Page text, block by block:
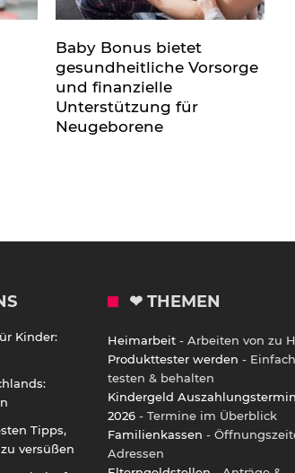
Baby Bonus bietet
gesundheitliche Vorsorge
und finanzielle
Unterstützung für
Neugeborene
Kinder:
Tipps,
versüßen
❤ THEMEN
Heimarbeit - Arbeiten von zu
Produkttester werden - Einfach
testen & behalten
Kindergeld
2026 - Termine im Überblick
Familienkassen -
Adressen